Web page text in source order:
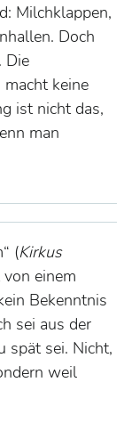
Milchklappen,
Doch
Die
keine
ist nicht das,
man
(Kirkus
einem
Bekenntnis
sei aus der
spät sei. Nicht,
weil